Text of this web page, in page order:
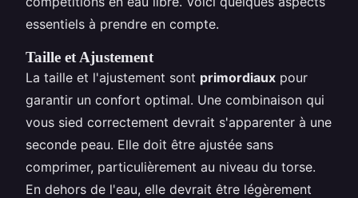
essentiels à prendre en compte.
Taille et Ajustement
La taille et l'ajustement sont primordiaux pour
garantir un confort optimal. Une combinaison qui
vous sied correctement devrait s'apparenter à une
seconde peau. Elle doit être ajustée sans
comprimer, particulièrement au niveau du torse.
En dehors de l'eau, elle devrait être légèrement